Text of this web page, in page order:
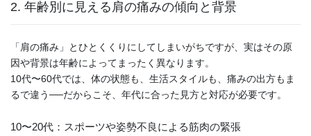
2. 年齢別に見える肩の痛みの傾向と背景
「肩の痛み」とひとくくりにしてしまいがちですが、実はその原
因や背景は年齢によってまったく異なります。
10代〜60代では、体の状態も、生活スタイルも、痛みの出方もま
るで違う──だからこそ、年代に合った見方と対応が必要です。
10〜20代：スポーツや姿勢不良による筋肉の緊張